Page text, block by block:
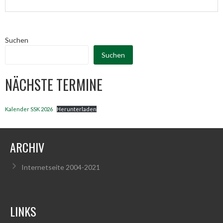
Suchen
Suchen
NÄCHSTE TERMINE
Kalender SSK 2026 Herunterladen
ARCHIV
Internetseite 2004-2021
LINKS